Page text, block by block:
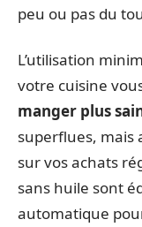
peu ou pas du
L’utilisation
votre cuisine
manger plus
superflues, mais
sur vos achats
sans huile sont
automatique